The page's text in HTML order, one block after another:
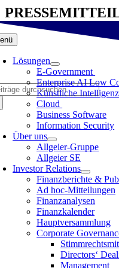
Zum
Inhalt
springen
Lösungen
E-Government
Enterprise AI Low
Künstliche
Cloud
Business Software
Information Security
Über uns
Allgeier-Gruppe
Allgeier SE
Investor Relations
Finanzberichte &
Ad hoc-Mitteilungen
Finanzanalysen
Finanzkalender
Hauptversammlung
Corporate
Directors‘
Management